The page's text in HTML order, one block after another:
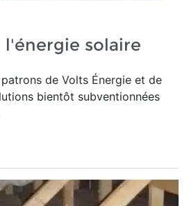
l'énergie solaire
de Volts Énergie et de
bientôt subventionnées